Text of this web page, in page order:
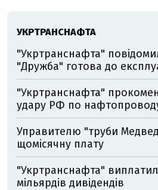
УКРТРАНСНАФТА
"Укртранснафта"
"Дружба" готова до
"Укртранснафта"
удару РФ по
Управителю "труби
щомісячну плату
"Укртранснафта"
мільярдів дивідендів